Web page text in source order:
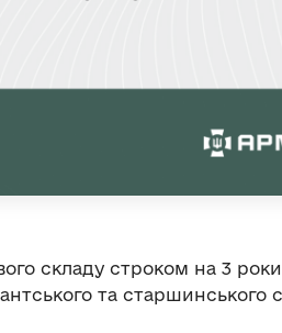
складу строком на 3
та старшинського